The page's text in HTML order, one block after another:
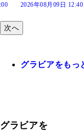
次へ
グラビアをもっ
グラビアを